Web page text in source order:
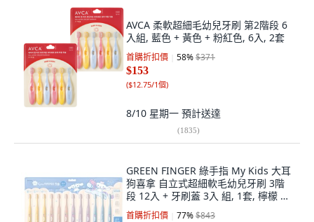
AVCA 柔軟超細毛幼兒牙刷 第2階段 6
入組, 藍色 + 黃色 + 粉紅色, 6入, 2套
首購折扣價 58%$371
$153
($12.75/1個)
8/10 星期一 預計送達
(1835)
GREEN FINGER 綠手指 My Kids 大耳
狗喜拿 自立式超細軟毛幼兒牙刷 3階
段 12入 + 牙刷蓋 3入 組, 1套, 檸檬 +
粉紅色 + 紫色 + 藍色, 15入
首購折扣價 77%$843